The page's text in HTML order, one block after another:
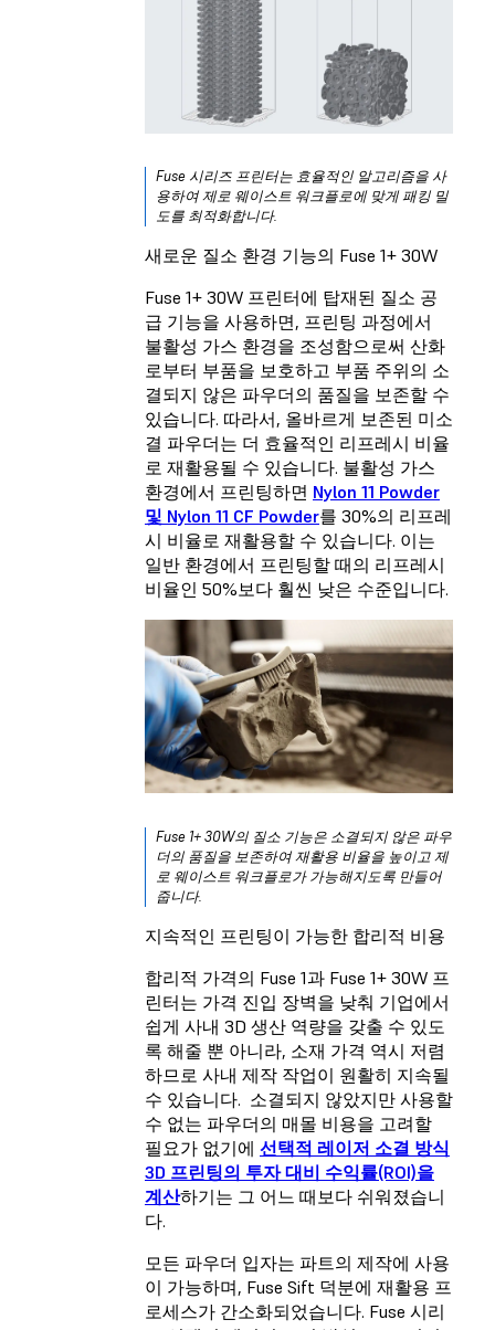
Fuse 시리즈 프린터는 효율적인 알고리즘을 사
용하여 제로 웨이스트 워크플로에 맞게 패킹 밀
도를 최적화합니다.
새로운 질소 환경 기능의 Fuse 1+ 30W
Fuse 1+ 30W 프린터에 탑재된 질소 공
급 기능을 사용하면, 프린팅 과정에서
불활성 가스 환경을 조성함으로써 산화
로부터 부품을 보호하고 부품 주위의 소
결되지 않은 파우더의 품질을 보존할 수
있습니다. 따라서, 올바르게 보존된 미소
결 파우더는 더 효율적인 리프레시 비율
로 재활용될 수 있습니다. 불활성 가스
환경에서 프린팅하면 Nylon 11 Powder
및 Nylon 11 CF Powder를 30%의 리프레
시 비율로 재활용할 수 있습니다. 이는
일반 환경에서 프린팅할 때의 리프레시
비율인 50%보다 훨씬 낮은 수준입니다.
Fuse 1+ 30W의 질소 기능은 소결되지 않은 파우
더의 품질을 보존하여 재활용 비율을 높이고 제
로 웨이스트 워크플로가 가능해지도록 만들어
줍니다.
지속적인 프린팅이 가능한 합리적 비용
합리적 가격의 Fuse 1과 Fuse 1+ 30W 프
린터는 가격 진입 장벽을 낮춰 기업에서
쉽게 사내 3D 생산 역량을 갖출 수 있도
록 해줄 뿐 아니라, 소재 가격 역시 저렴
하므로 사내 제작 작업이 원활히 지속될
수 있습니다. 소결되지 않았지만 사용할
수 없는 파우더의 매몰 비용을 고려할
필요가 없기에 선택적 레이저 소결 방식
3D 프린팅의 투자 대비 수익률(ROI)을
계산하기는 그 어느 때보다 쉬워졌습니
다.
모든 파우더 입자는 파트의 제작에 사용
이 가능하며, Fuse Sift 덕분에 재활용 프
로세스가 간소화되었습니다. Fuse 시리